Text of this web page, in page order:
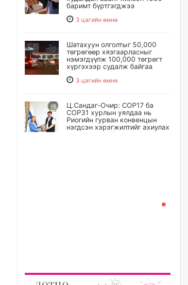
баримт бүртгэгджээ
3 цагийн өмнө
Шатахуун олголтыг 50,000
төгрөгөөр хязгаарласныг
нэмэгдүүлж 100,000 төгрөгт
хүргэхээр судалж байгаа
3 цагийн өмнө
Ц.Сандаг-Очир: COP17 ба
COP31 хурлын уялдаа нь
Риогийн гурван конвенцын
нэгдсэн хэрэгжилтийг ахиулах
чухал алхам болно